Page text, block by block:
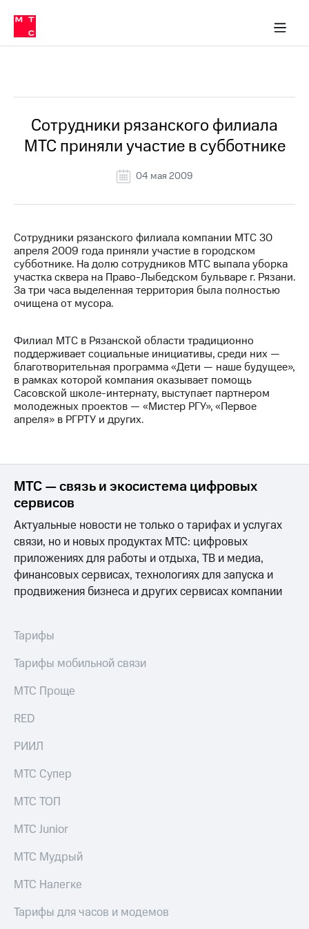
Медиа-центр
и акционерам
Устойчивое развитие
Комплаенс и деловая этика
компании
Карьера
История
компании
Руководство
Контакты
Медиа-центр
Пресс-
релизы
о технологиях
Достижения
Интервью
Финансовая
Контакты
Новости
в
и акционерам
Корпоративное
управление
Корпоративный
акционерам
ПАО
"МТС"
Акционерный
Контроль
аудит
акций
Описание
приобретения
в МТС
Пресс-
релизы
о технологиях
Сотрудники рязанского филиала
МТС приняли участие в субботнике
04 мая 2009
Сотрудники рязанского филиала компании МТС 30
апреля 2009 года приняли участие в городском
субботнике. На долю сотрудников МТС выпала уборка
участка сквера на Право-Лыбедском бульваре г. Рязани.
За три часа выделенная территория была полностью
очищена от мусора.
Филиал МТС в Рязанской области традиционно
поддерживает социальные инициативы, среди них —
благотворительная программа «Дети — наше будущее»,
в рамках которой компания оказывает помощь
Сасовской школе-интернату, выступает партнером
молодежных проектов — «Мистер РГУ», «Первое
апреля» в РГРТУ и других.
МТС — связь и экосистема цифровых
сервисов
Актуальные новости не только о тарифах и услугах
связи, но и новых продуктах МТС: цифровых
приложениях для работы и отдыха, ТВ и медиа,
финансовых сервисах, технологиях для запуска и
продвижения бизнеса и других сервисах компании
Тарифы
Тарифы мобильной связи
МТС Проще
RED
РИИЛ
МТС Супер
МТС ТОП
МТС Junior
МТС Мудрый
МТС Налегке
Тарифы для часов и модемов